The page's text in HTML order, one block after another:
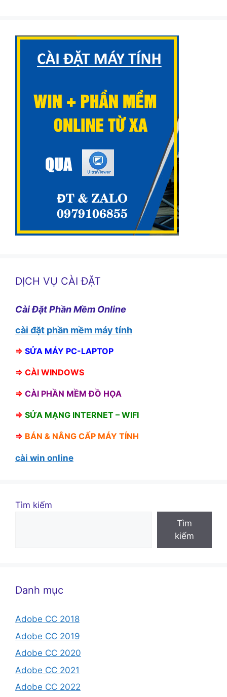
DỊCH VỤ CÀI ĐẶT
Cài Đặt Phần Mềm Online
cài đặt phần mềm máy tính
⇒ SỬA MÁY PC-LAPTOP
⇒ CÀI WINDOWS
⇒ CÀI PHẦN MỀM ĐỒ HỌA
⇒ SỬA MẠNG INTERNET – WIFI
⇒ BÁN & NÂNG CẤP MÁY TÍNH
cài win online
Tìm kiếm
Tìm
kiếm
Danh mục
Adobe CC 2018
Adobe CC 2019
Adobe CC 2020
Adobe CC 2021
Adobe CC 2022